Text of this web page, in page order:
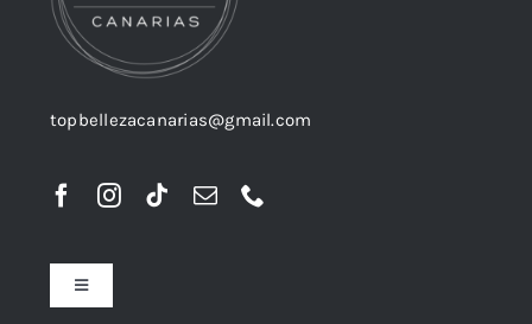
topbellezacanarias@gmail.com
Toggle
Navigation